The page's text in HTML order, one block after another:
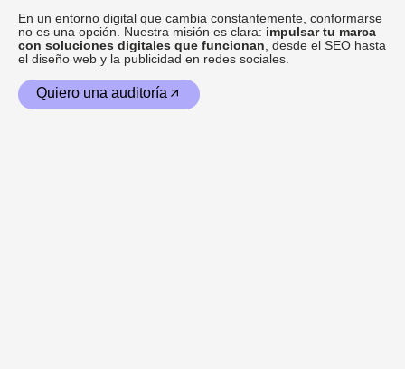
En un entorno digital que cambia constantemente, conformarse
no es una opción. Nuestra misión es clara: impulsar tu marca
con soluciones digitales que funcionan, desde el SEO hasta
el diseño web y la publicidad en redes sociales.
Quiero una auditoría